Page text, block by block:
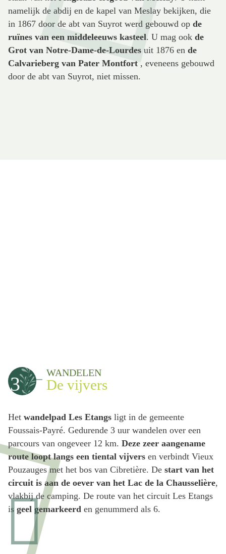
namelijk de abdij en de kapel van Meslay bekijken, die
in 1867 door de abt van Suyrot werd gebouwd op de
ruïnes van een middeleeuws kasteel. U mag ook de
Grot van Notre-Dame-de-Lourdes uit 1876 en de
Calvarieberg van Pater Montfort , eveneens gebouwd
door de abt van Suyrot, niet missen.
3 WANDELEN
De vijvers
Het wandelpad Les Etangs ligt in de gemeente
Foussais-Payré. Gedurende 3 uur wandelen over een
parcours van ongeveer 12 km. Deze zeer aangename
route loopt langs een tiental vijvers en verbindt Vieux
Pouzauges met het bos van Cibretière. De start van het
circuit is aan de oever van het Lac de la Chausselière,
vlakbij de camping. De route van het circuit Les Etangs
is geel gemarkeerd en genummerd als 6.